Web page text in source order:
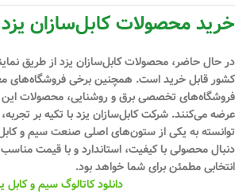
خرید محصولات کابل‌سازان یزد
در حال حاضر، محصولات کابل‌سازان یزد از طریق
کشور قابل خرید است. همچنین برخی فروشگاه‌های
فروشگاه‌های تخصصی برق و روشنایی، محصولات این
عرضه می‌کنند. شرکت کابل‌سازان یزد با تکیه بر
توانسته به یکی از ستون‌های اصلی صنعت سیم و کابل
دنبال محصولی با کیفیت، استاندارد و با قیمت
انتخابی مطمئنبرای شما خواهد بود.
دانلود کاتالوگ سیم و کابل